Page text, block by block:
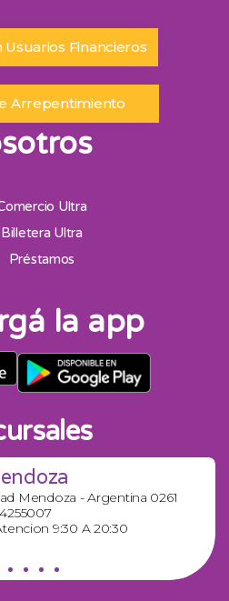
Financieros
Arrepentimiento
Ultra
Billetera Ultra
Préstamos
la app
Mendoza - Argentina 0261
4255007
9:30 A 20:30